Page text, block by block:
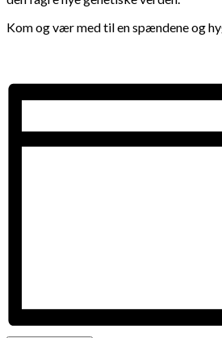
Kom og vær med til en spændene og